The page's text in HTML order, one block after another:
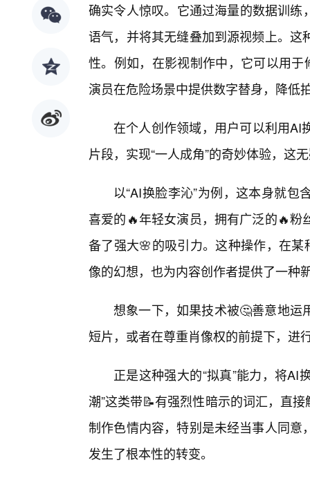
确实令人惊叹。它通过海量的数据训
语气，并将其无缝叠加到源视频上。
性。例如，在影视制作中，它可以用
演员在危险场景中提供数字替身，降低
在个人创作领域，用户可以利用AI
片段，实现“一人成角”的奇妙体验，这
以“AI换脸李沁”为例，这本身就
喜爱的🔥年轻女演员，拥有广泛的🔥
备了强大🌸的吸引力。这种操作，在
像的幻想，也为内容创作者提供了一种
想象一下，如果技术被🤔善意地运
短片，或者在尊重肖像权的前提下，进
正是这种强大的“拟真”能力，将AI
潮”这类带📝有强烈性暗示的词汇，直
制作色情内容，特别是未经当事人同
发生了根本性的转变。